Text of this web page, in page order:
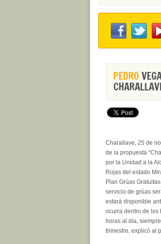
PEDRO
Charallave, 25 de
de la propuesta
por la Unidad a la
Rojas del estado
Plan Grúas
servicio de grúas
estará disponible
ocurra dentro de los
horas al día,
trimestre, explicó al